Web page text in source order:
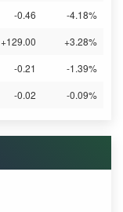
-0.46
-4.18%
+129.00
+3.28%
-0.21
-1.39%
-0.02 -0.09%